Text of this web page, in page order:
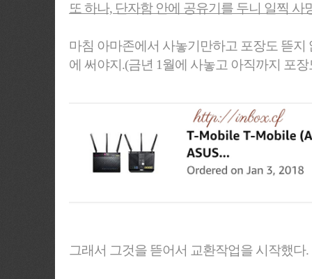
또 하나, 단자함 안에 공유기를 두니 일찍 사
마침 아마존에서 사놓기만하고 포장도 뜯지
에 써야지.(금년 1월에 사놓고 아직까지 포
그래서 그것을 뜯어서 교환작업을 시작했다.